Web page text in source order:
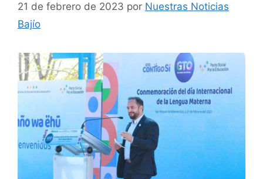
21 de febrero de 2023 por Nuestras Noticias
Bajío